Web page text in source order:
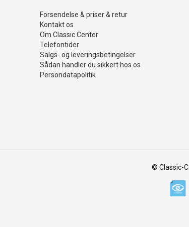
Forsendelse & priser & retur
Kontakt os
Om Classic Center
Telefontider
Salgs- og leveringsbetingelser
Sådan handler du sikkert hos os
Persondatapolitik
© Classic-